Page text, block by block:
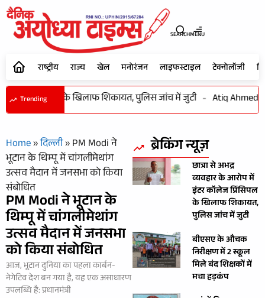
SEARCHMENU
राष्ट्रीय राज्य खेल मनोरंजन लाइफस्टाइल टेक्नोलॉजी
Trending
प्रिंसिपल के खिलाफ शिकायत, पुलिस जांच में जुटी - Atiq Ahmed के
Home»दिल्ली»PM Modi ने
भूटान के थिम्पू में चांगलीमेथांग
उत्सव मैदान में जनसभा को किया
संबोधित
PM Modi ने भूटान के
थिम्पू में चांगलीमेथांग
उत्सव मैदान में जनसभा
को किया संबोधित
आज, भूटान दुनिया का पहला कार्बन-
नेगेटिव देश बन गया है, यह एक असाधारण
उपलब्धि है: प्रधानमंत्री
ब्रेकिंग न्यूज़
छात्रा से अभद्र
व्यवहार के आरोप में
इंटर कॉलेज प्रिंसिपल
के खिलाफ शिकायत,
पुलिस जांच में जुटी
बीएसए के औचक
निरीक्षण में 2 स्कूल
मिले बंद शिक्षकों में
मचा हड़कंप